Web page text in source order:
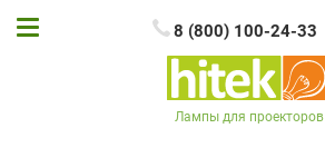
8 (800) 100-24-33
Лампы для проекторов